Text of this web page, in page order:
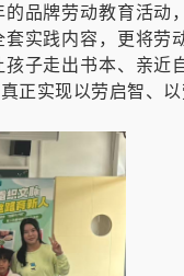
品牌劳动教育活
实践内容，更将
子走出书本、亲
正实现以劳启智、